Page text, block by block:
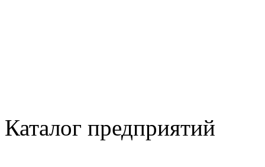
Каталог предприятий